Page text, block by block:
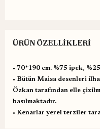
ÜRÜN ÖZELLIKLERI
•⁠ ⁠70*190 cm. %75 ipek,
•⁠ ⁠Bütün Maisa desenleri
Özkan tarafından elle
basılmaktadır.
•⁠ ⁠Kenarlar yerel terziler